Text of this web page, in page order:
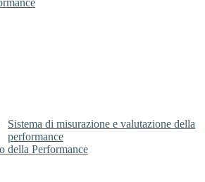
Sistema di misurazione e valutazione della
performance
della Performance